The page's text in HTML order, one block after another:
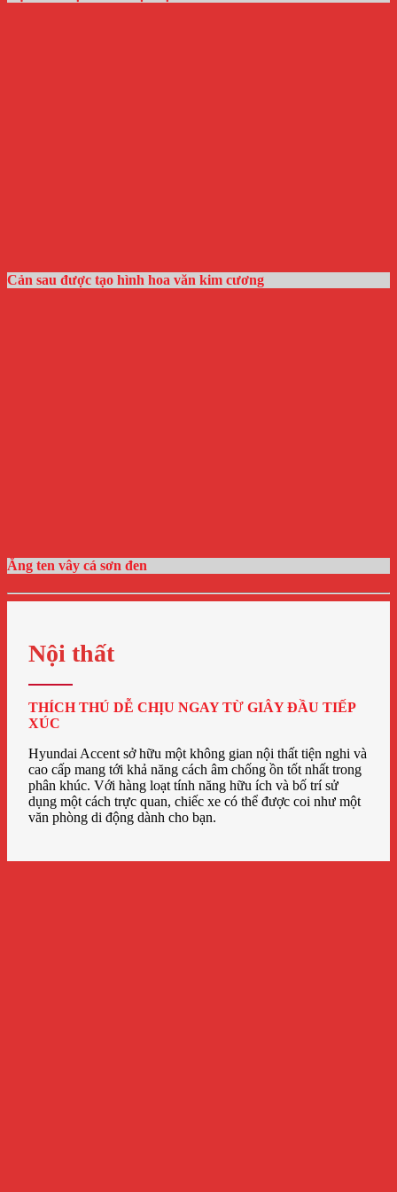
Cản sau được tạo hình hoa văn kim cương
Ăng ten vây cá sơn đen
Nội thất
THÍCH THÚ DỄ CHỊU NGAY TỪ GIÂY ĐẦU TIẾP
XÚC
Hyundai Accent sở hữu một không gian nội thất tiện nghi và
cao cấp mang tới khả năng cách âm chống ồn tốt nhất trong
phân khúc. Với hàng loạt tính năng hữu ích và bố trí sử
dụng một cách trực quan, chiếc xe có thể được coi như một
văn phòng di động dành cho bạn.